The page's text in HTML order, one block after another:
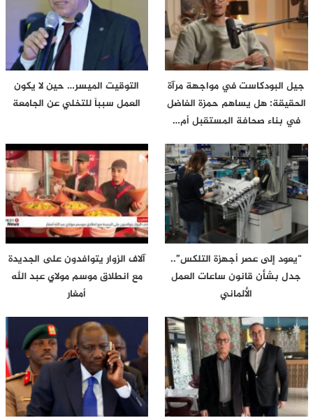
جيل البودكاست في مواجهة مرآة
الحقيقة: هل يساهم حمزة الفاضل
في بناء صحافة المستقبل أم…
التوقيت الميسر… حين لا يكون
العمل سبباً للتخلي عن الجامعة
“يعود إلى عصر أجهزة التلكس”..
جدل بشأن قانون ساعات العمل
الألماني
آلاف الزوار يتوافدون على الجديدة
مع انطلاق موسم مولاي عبد الله
أمغار